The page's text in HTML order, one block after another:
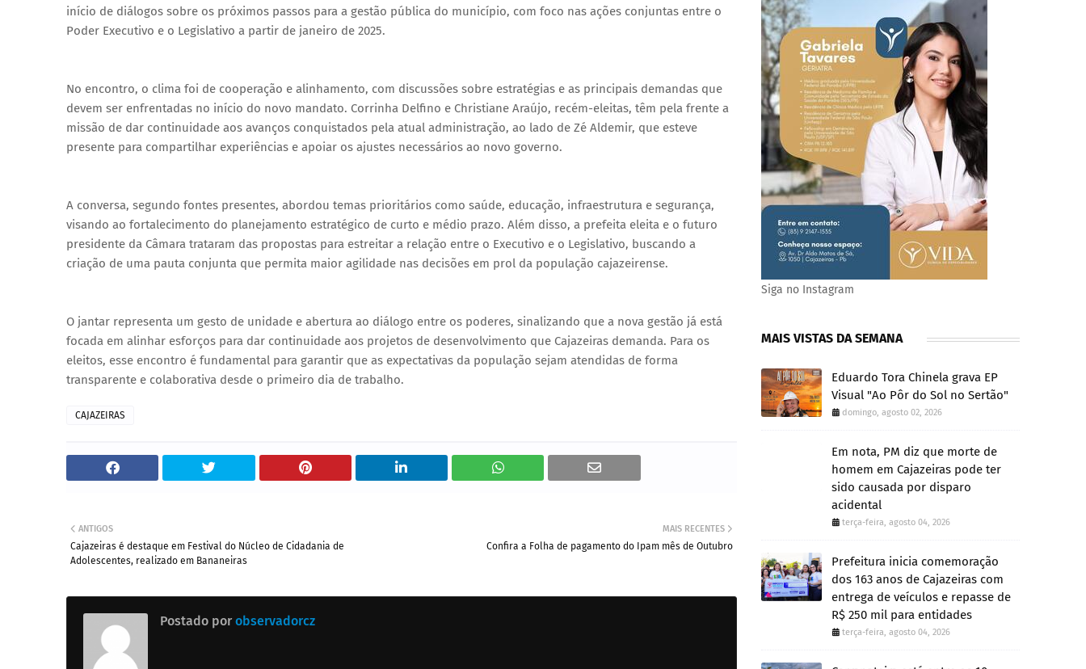
início de diálogos sobre os próximos passos para a gestão pública do município, com foco nas ações conjuntas entre o
Poder Executivo e o Legislativo a partir de janeiro de 2025.
No encontro, o clima foi de cooperação e alinhamento, com discussões sobre estratégias e as principais demandas que
devem ser enfrentadas no início do novo mandato. Corrinha Delfino e Christiane Araújo, recém-eleitas, têm pela frente a
missão de dar continuidade aos avanços conquistados pela atual administração, ao lado de Zé Aldemir, que esteve
presente para compartilhar experiências e apoiar os ajustes necessários ao novo governo.
A conversa, segundo fontes presentes, abordou temas prioritários como saúde, educação, infraestrutura e segurança,
visando ao fortalecimento do planejamento estratégico de curto e médio prazo. Além disso, a prefeita eleita e o futuro
presidente da Câmara trataram das propostas para estreitar a relação entre o Executivo e o Legislativo, buscando a
criação de uma pauta conjunta que permita maior agilidade nas decisões em prol da população cajazeirense.
O jantar representa um gesto de unidade e abertura ao diálogo entre os poderes, sinalizando que a nova gestão já está
focada em alinhar esforços para dar continuidade aos projetos de desenvolvimento que Cajazeiras demanda. Para os
eleitos, esse encontro é fundamental para garantir que as expectativas da população sejam atendidas de forma
transparente e colaborativa desde o primeiro dia de trabalho.
CAJAZEIRAS
MAIS RECENTES
Confira a Folha de pagamento do Ipam mês de Outubro
ANTIGOS
Cajazeiras é destaque em Festival do Núcleo de Cidadania de
Adolescentes, realizado em Bananeiras
Postado por observadorcz
Siga no Instagram
MAIS VISTAS DA SEMANA
Eduardo Tora Chinela grava EP
Visual "Ao Pôr do Sol no Sertão"
domingo, agosto 02, 2026
Em nota, PM diz que morte de
homem em Cajazeiras pode ter
sido causada por disparo
acidental
terça-feira, agosto 04, 2026
Prefeitura inicia comemoração
dos 163 anos de Cajazeiras com
entrega de veículos e repasse de
R$ 250 mil para entidades
terça-feira, agosto 04, 2026